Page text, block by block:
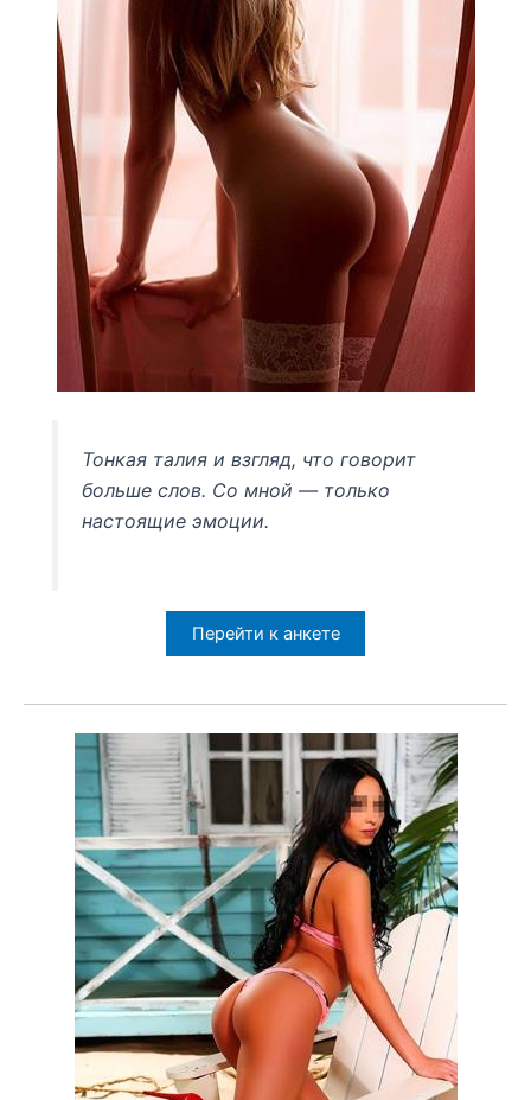
Тонкая талия и взгляд, что говорит
больше слов. Со мной — только
настоящие эмоции.
Перейти к анкете